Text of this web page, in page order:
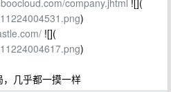
company.jhtml ![](
)
![](
)
几乎都一摸一样